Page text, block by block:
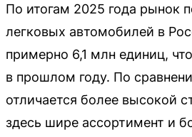
По итогам 2025 года рынок
легковых автомобилей в
примерно 6,1 млн единиц,
в прошлом году. По
отличается более высокой
здесь шире ассортимент и